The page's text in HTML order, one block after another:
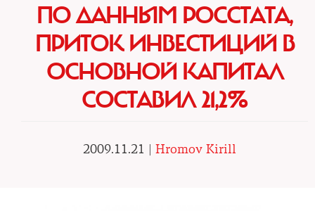
ПО ДАННЫМ РОССТАТА,
ПРИТОК ИНВЕСТИЦИЙ В
ОСНОВНОЙ КАПИТАЛ
СОСТАВИЛ 21,2%
2009.11.21 | Hromov Kirill